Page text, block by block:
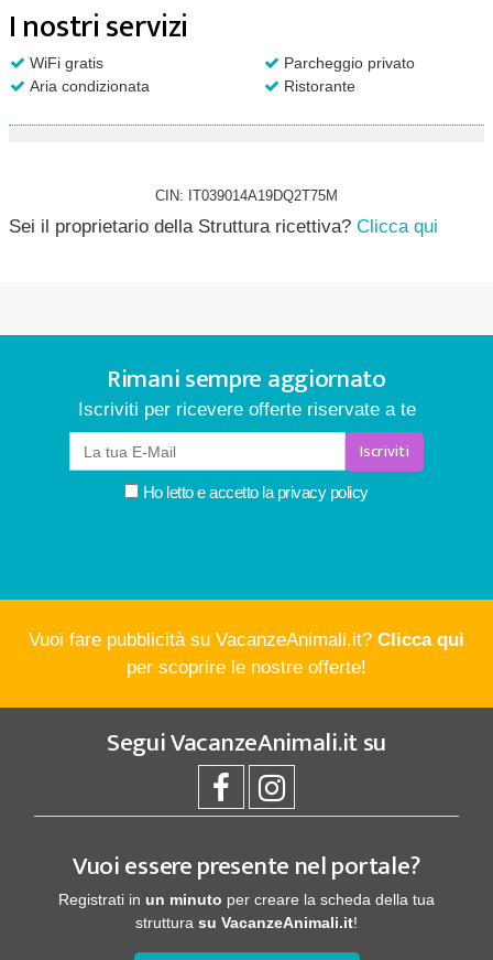
I nostri servizi
WiFi gratis
Parcheggio privato
Aria condizionata
Ristorante
CIN: IT039014A19DQ2T75M
Sei il proprietario della Struttura ricettiva? Clicca qui
Rimani sempre aggiornato
Iscriviti per ricevere offerte riservate a te
Iscriviti
Ho letto e accetto la privacy policy
Vuoi fare pubblicità su VacanzeAnimali.it? Clicca qui
per scoprire le nostre offerte!
SeguiVacanzeAnimali.itsu
Vuoi essere presente nel portale?
Registrati in un minuto per creare la scheda della tua
struttura su VacanzeAnimali.it!